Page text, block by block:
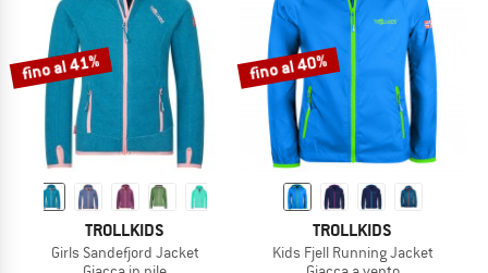
fino al 41%
TROLLKIDS
Girls Sandefjord Jacket
fino al 40%
TROLLKIDS
Kids Fjell Running Jacket